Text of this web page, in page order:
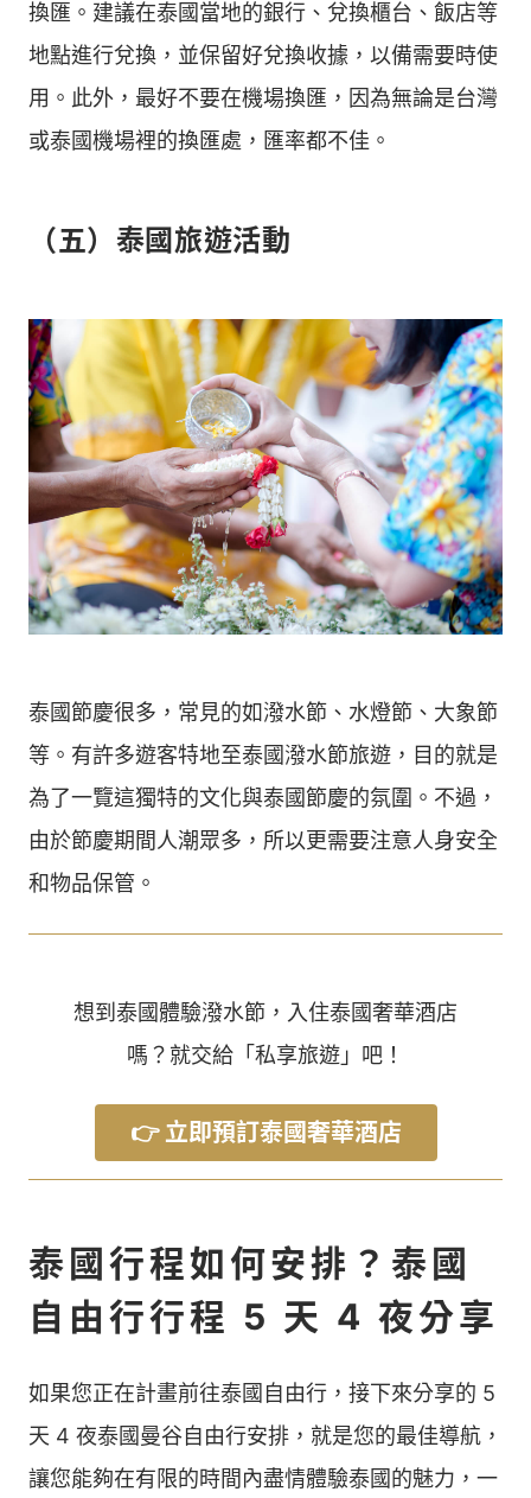
換匯。建議在泰國當地的銀行、兌換櫃台、飯店等
地點進行兌換，並保留好兌換收據，以備需要時使
用。此外，最好不要在機場換匯，因為無論是台灣
或泰國機場裡的換匯處，匯率都不佳。
（五）泰國旅遊活動
泰國節慶很多，常見的如潑水節、水燈節、大象節
等。有許多遊客特地至泰國潑水節旅遊，目的就是
為了一覽這獨特的文化與泰國節慶的氛圍。不過，
由於節慶期間人潮眾多，所以更需要注意人身安全
和物品保管。
想到泰國體驗潑水節，入住泰國奢華酒店
嗎？就交給「私享旅遊」吧！
👉 立即預訂泰國奢華酒店
泰國行程如何安排？泰國
自由行行程 5 天 4 夜分享
如果您正在計畫前往泰國自由行，接下來分享的 5
天 4 夜泰國曼谷自由行安排，就是您的最佳導航，
讓您能夠在有限的時間內盡情體驗泰國的魅力，一